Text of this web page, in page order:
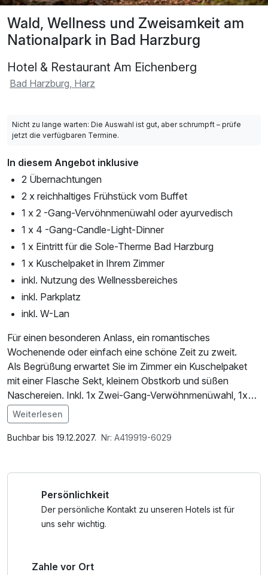
Wald, Wellness und Zweisamkeit am
Nationalpark in Bad Harzburg
Hotel & Restaurant Am Eichenberg
Bad Harzburg, Harz
Nicht zu lange warten: Die Auswahl ist gut, aber schrumpft – prüfe
jetzt die verfügbaren Termine.
In diesem Angebot inklusive
2 Übernachtungen
2 x reichhaltiges Frühstück vom Buffet
1 x 2 -Gang-Vervöhnmenüwahl oder ayurvedisch
1 x 4 -Gang-Candle-Light-Dinner
1 x Eintritt für die Sole-Therme Bad Harzburg
1 x Kuschelpaket in Ihrem Zimmer
inkl. Nutzung des Wellnessbereiches
inkl. Parkplatz
inkl. W-Lan
Für einen besonderen Anlass, ein romantisches
Wochenende oder einfach eine schöne Zeit zu zweit.
Als Begrüßung erwartet Sie im Zimmer ein Kuschelpaket
mit einer Flasche Sekt, kleinem Obstkorb und süßen
Naschereien. Inkl. 1x Zwei-Gang-Verwöhnmenüwahl, 1x
Vier-Gang-Candle-light-Dinner, 1 x Eintrittskarte für die
Sole-Therme Bad Harzburg oder 1x Eintrittskarte für den
Baumwipfelpfad
Im Angebot enthalten
Saunabenutzung, Nutzung des Wellnessbereichs, W-LAN
Weiterlesen
Buchbar bis 19.12.2027. Nr: A419919-6029
Persönlichkeit
Der persönliche Kontakt zu unseren Hotels ist für
uns sehr wichtig.
Zahle vor Ort